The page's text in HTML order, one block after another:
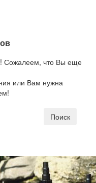
Сожалеем, что Вы еще
или Вам нужна
Поиск